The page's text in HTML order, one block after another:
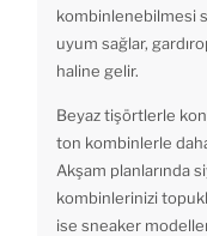
kombinlenebilmesi
uyum sağlar,
haline gelir.
Beyaz tişörtlerle
ton kombinlerle
Akşam planlarında
kombinlerinizi
ise sneaker